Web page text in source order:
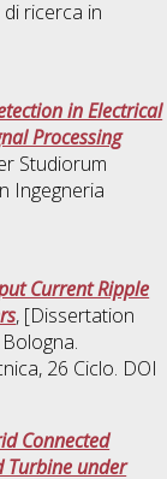
ricerca in
in Electrical
Processing
Studiorum
Ingegneria
Current Ripple
, [Dissertation
, 26 Ciclo. DOI
Connected
Turbine under